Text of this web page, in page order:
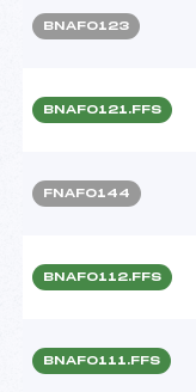
BNAF0123
BNAF0121.FFS
FNAF0144
BNAF0112.FFS
BNAF0111.FFS